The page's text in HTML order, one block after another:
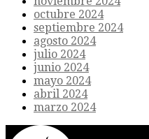
octubre 2024
septiembre 2024
agosto 2024
julio 2024
junio 2024
mayo 2024
abril 2024
marzo 2024